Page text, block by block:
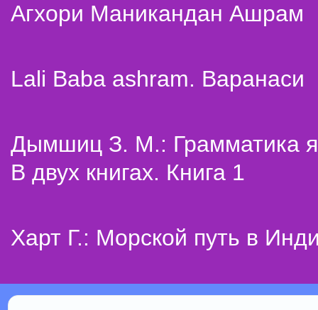
Агхори Маникандан Ашрам
Lali Baba ashram. Варанаси
Дымшиц З. М.: Грамматика
В двух книгах. Книга 1
Харт Г.: Морской путь в